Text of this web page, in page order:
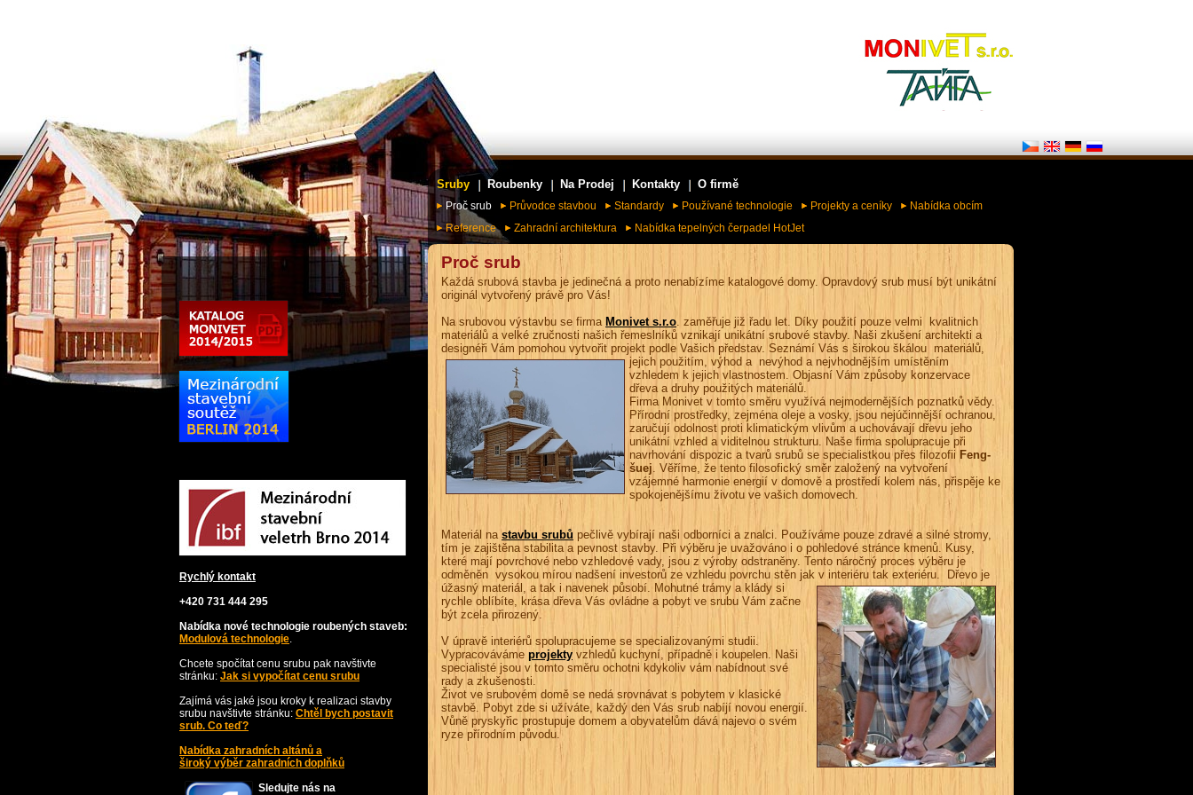
Rychlý kontakt
+420 731 444 295
Nabídka nové technologie roubených staveb:
Modulová technologie.
Chcete spočítat cenu srubu pak navštivte
stránku: Jak si vypočítat cenu srubu
Zajímá vás jaké jsou kroky k realizaci stavby
srubu navštivte stránku: Chtěl bych postavit
srub. Co teď?
Nabídka zahradních altánů a
široký výběr zahradních doplňků
Sledujte nás na
Sruby Roubenky Na Prodej Kontakty O firmě
Proč srub Průvodce stavbou Standardy Používané technologie Projekty a ceníky
Nabídka obcím
Reference
Zahradní architektura Nabídka tepelných čerpadel HotJet
Proč srub
Každá srubová stavba je jedinečná a proto nenabízíme katalogové domy. Opravdový srub musí být unikátní
originál vytvořený právě pro Vás!
Na srubovou výstavbu se firma Monivet s.r.o. zaměřuje již řadu let. Díky použití pouze velmi kvalitnich
materiálů a velké zručnosti našich řemeslníků vznikají unikátní srubové stavby. Naši zkušení architekti a
designéři Vám pomohou vytvořit projekt podle Vašich představ. Seznámí Vás s širokou škálou materiálů,
jejich použitím, výhod a nevýhod a nejvhodnějším umístěním
vzhledem k jejich vlastnostem. Objasní Vám způsoby konzervace
dřeva a druhy použitých materiálů.
Firma Monivet v tomto směru využívá nejmodernějších poznatků vědy.
Přírodní prostředky, zejména oleje a vosky, jsou nejúčinnější ochranou,
zaručují odolnost proti klimatickým vlivům a uchovávají dřevu jeho
unikátní vzhled a viditelnou strukturu. Naše firma spolupracuje při
navrhování dispozic a tvarů srubů se specialistkou přes filozofii Feng-
šuej. Věříme, že tento filosofický směr založený na vytvoření
vzájemné harmonie energií v domově a prostředí kolem nás, přispěje ke
spokojenějšímu životu ve vašich domovech.
Materiál na stavbu srubů pečlivě vybírají naši odborníci a znalci. Používáme pouze zdravé a silné stromy,
tím je zajištěna stabilita a pevnost stavby. Při výběru je uvažováno i o pohledové stránce kmenů. Kusy,
které mají povrchové nebo vzhledové vady, jsou z výroby odstraněny. Tento náročný proces výběru je
odměněn vysokou mírou nadšení investorů ze vzhledu povrchu stěn jak v interiéru tak exteriéru. Dřevo je
úžasný materiál, a tak i navenek působí. Mohutné trámy a klády si
rychle oblíbíte, krása dřeva Vás ovládne a pobyt ve srubu Vám začne
být zcela přirozený.
V úpravě interiérů spolupracujeme se specializovanými studii.
Vypracováváme projekty vzhledů kuchyní, případně i koupelen. Naši
specialisté jsou v tomto směru ochotni kdykoliv vám nabídnout své
rady a zkušenosti.
Život ve srubovém domě se nedá srovnávat s pobytem v klasické
stavbě. Pobyt zde si užíváte, každý den Vás srub nabíjí novou energií.
Vůně pryskyřic prostupuje domem a obyvatelům dává najevo o svém
ryze přírodním původu.